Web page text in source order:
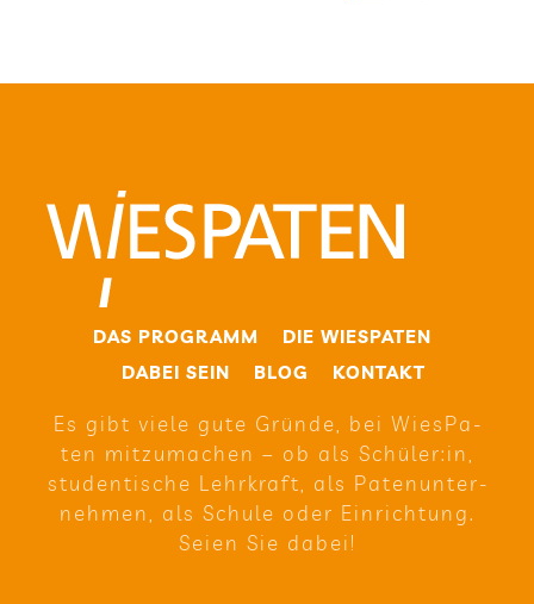
DAS PRO­GRAMM
DIE WIE­SPA­TEN
DABEI SEIN
BLOG KON­TAKT
Es gibt viele gute Gründe, bei Wie­sPa­
ten mit­zu­ma­chen – ob als Schüler:in,
stu­den­ti­sche Lehr­kraft, als Paten­un­ter­
neh­men, als Schule oder Ein­rich­tung.
Seien Sie dabei!